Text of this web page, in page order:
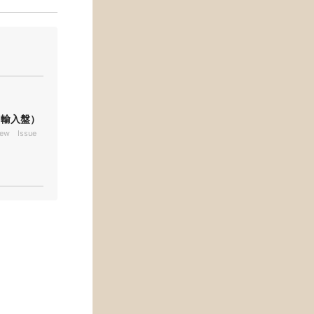
入盤）
Issue